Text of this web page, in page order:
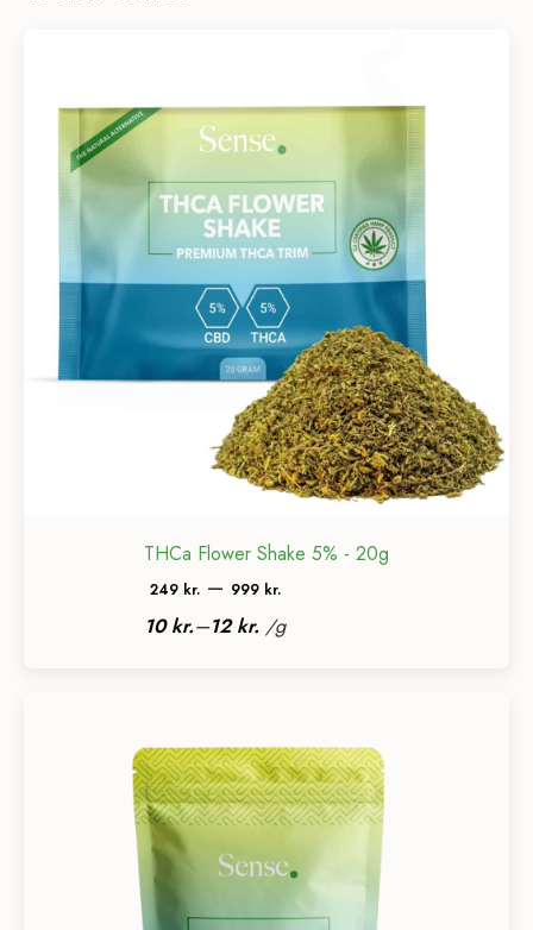
THCa Flower Shake 5% - 20g
249 kr. – 999 kr.Prisinterval:
249 kr.
10kr.–12kr. /g